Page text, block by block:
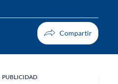
PUBLICIDAD